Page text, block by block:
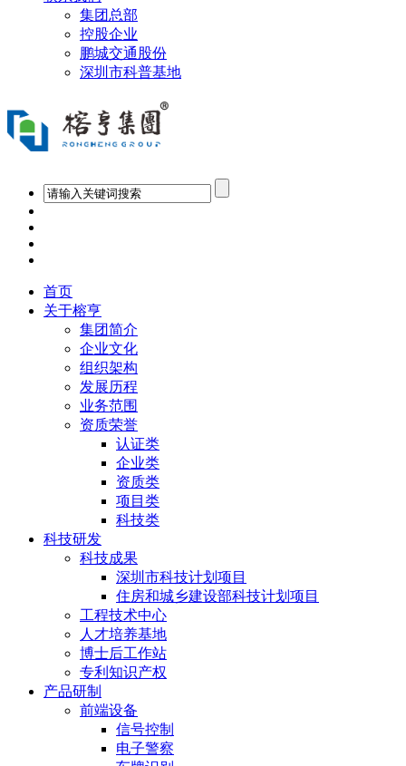
集团总部
控股企业
鹏城交通股份
深圳市科普基地
首页
关于榕亨
集团简介
企业文化
组织架构
发展历程
业务范围
资质荣誉
认证类
企业类
资质类
项目类
科技类
科技研发
科技成果
深圳市科技计划项目
住房和城乡建设部科技计划项目
工程技术中心
人才培养基地
博士后工作站
专利知识产权
产品研制
前端设备
信号控制
电子警察